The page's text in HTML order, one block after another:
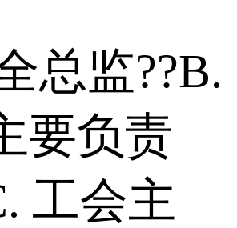
总监??B.
要负责
工会主